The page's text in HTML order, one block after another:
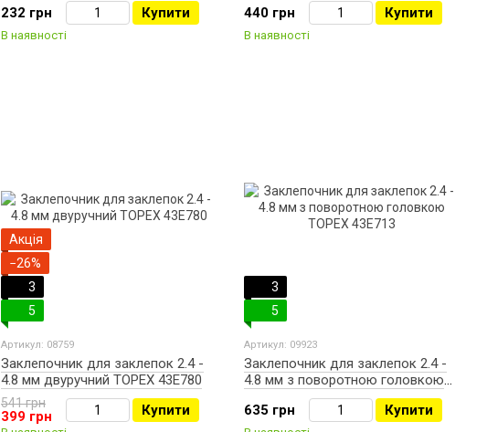
232 грн
Купити
В наявності
440 грн
Купити
В наявності
Акція
−26%
3
5
Артикул: 08759
Заклепочник для заклепок 2.4 -
4.8 мм двуручний TOPEX 43E780
541 грн
399 грн Купити
3
5
Артикул: 09923
Заклепочник для заклепок 2.4 -
4.8 мм з поворотною головкою
TOPEX 43E713
635 грн
Купити